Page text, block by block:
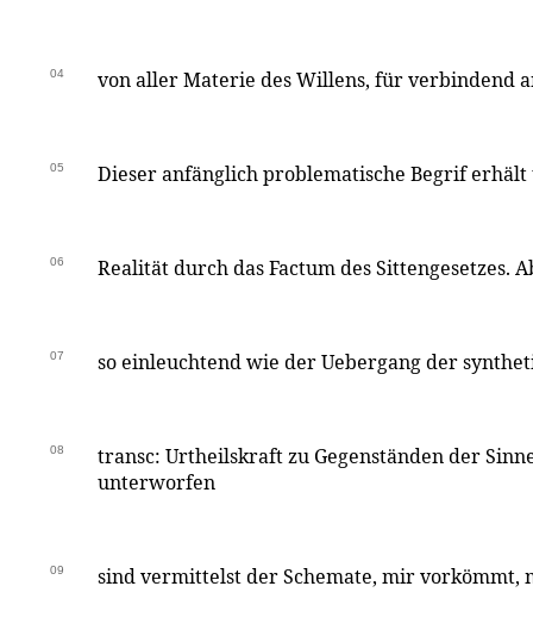
04 von aller Materie des Willens, für verbindend
05 Dieser anfänglich problematische Begrif
06 Realität durch das Factum des Sittengesetzes.
07 so einleuchtend wie der Uebergang der
08
transc: Urtheilskraft zu Gegenständen der
unterworfen
09 sind vermittelst der Schemate, mir vorkömmt,